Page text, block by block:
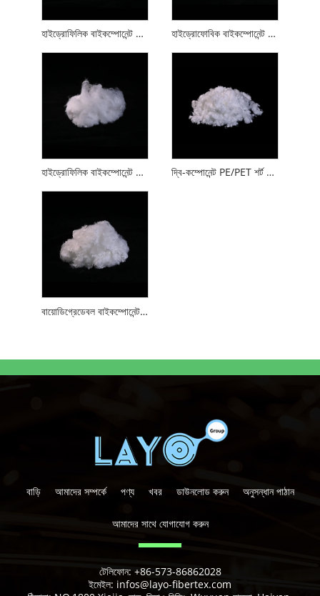
হাইড্রোফিলিক বাইকম্পোনেন্ট PE/PET ফাইবার হাইড্রোফোবিক বাইকম্পোনেন্ট পিই/পিইটি ফাইবার
হাইড্রোফিলিক বাইকম্পোনেন্ট পিপি/পিইটি ফাইবার দ্বি-কম্পোনেন্ট PE/PET শর্ট কাট ফাইবার
বায়োডিগ্রেডেবল বাইকম্পোনেন্ট PE/PET ফাইবার
বাড়ি আমাদের সম্পর্কে পণ্য খবর ডাউনলোড করুন অনুসন্ধান পাঠান
আমাদের সাথে যোগাযোগ করুন
টেলিফোন: +86-573-86862028
ইমেইল: infos@layo-fibertex.com